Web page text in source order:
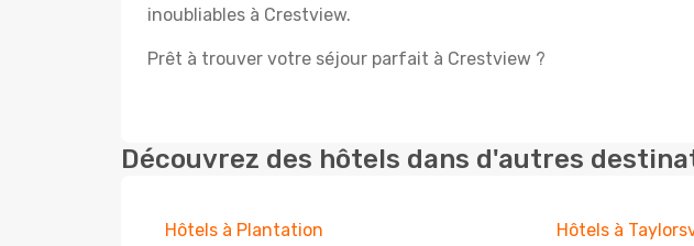
inoubliables à Crestview.
Prêt à trouver votre séjour parfait à Crestview ?
Découvrez des hôtels dans d'autres
Hôtels à Plantation Hôtels à